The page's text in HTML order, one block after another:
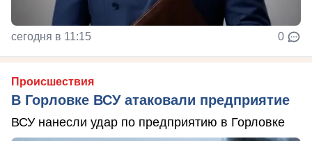
сегодня в 11:15 0
Происшествия
В Горловке ВСУ атаковали предприятие
ВСУ нанесли удар по предприятию в Горловке